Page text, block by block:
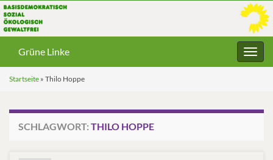
Grüne Linke
Startseite » Thilo Hoppe
SCHLAGWORT: THILO HOPPE